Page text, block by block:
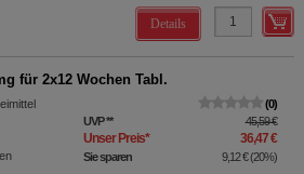
Details
für 2x12 Wochen Tabl.
0
UVP** 45,59 €
Unser Preis* 36,47 €
Sie sparen 9,12 €(20%)